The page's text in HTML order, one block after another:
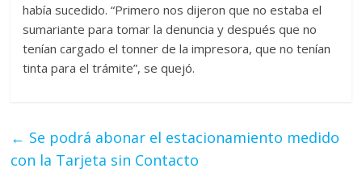
había sucedido. “Primero nos dijeron que no estaba el
sumariante para tomar la denuncia y después que no
tenían cargado el tonner de la impresora, que no tenían
tinta para el trámite”, se quejó.
← Se podrá abonar el estacionamiento medido
con la Tarjeta sin Contacto